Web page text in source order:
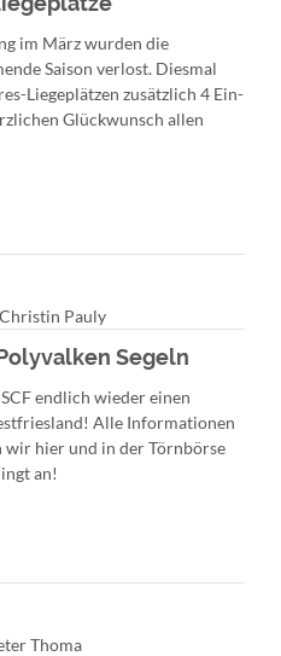
im März wurden die
Saison verlost. Diesmal
Liegeplätzen zusätzlich 4 Ein-
Glückwunsch allen
Pauly
Segeln
endlich wieder einen
Alle Informationen
wir hier und in der Törnbörse
an!
Thoma